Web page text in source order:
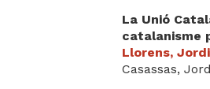
La Unió
catalanisme
Llorens, Jordi
Casassas,